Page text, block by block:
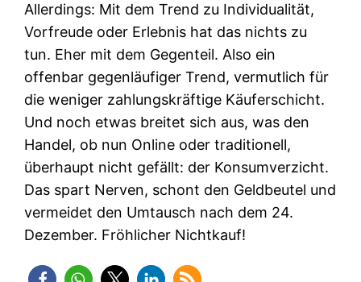
Allerdings: Mit dem Trend zu Individualität,
Vorfreude oder Erlebnis hat das nichts zu
tun. Eher mit dem Gegenteil. Also ein
offenbar gegenläufiger Trend, vermutlich für
die weniger zahlungskräftige Käuferschicht.
Und noch etwas breitet sich aus, was den
Handel, ob nun Online oder traditionell,
überhaupt nicht gefällt: der Konsumverzicht.
Das spart Nerven, schont den Geldbeutel und
vermeidet den Umtausch nach dem 24.
Dezember. Fröhlicher Nichtkauf!